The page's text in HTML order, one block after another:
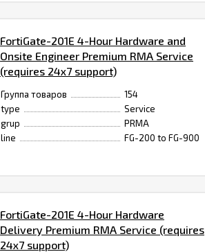
FortiGate-201E 4-Hour Hardware and
Onsite Engineer Premium RMA Service
(requires 24x7 support)
Группа товаров
154
type
Service
grup
PRMA
line
FG-200 to FG-900
FortiGate-201E 4-Hour Hardware
Delivery Premium RMA Service (requires
24x7 support)